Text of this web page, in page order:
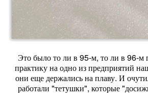
Это было то ли в 95-м, то ли в 96-м
практику на одно из предприятий
они еще держались на плаву. И
работали "тетушки", которые